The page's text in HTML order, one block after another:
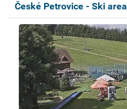
České Petrovice - Ski area